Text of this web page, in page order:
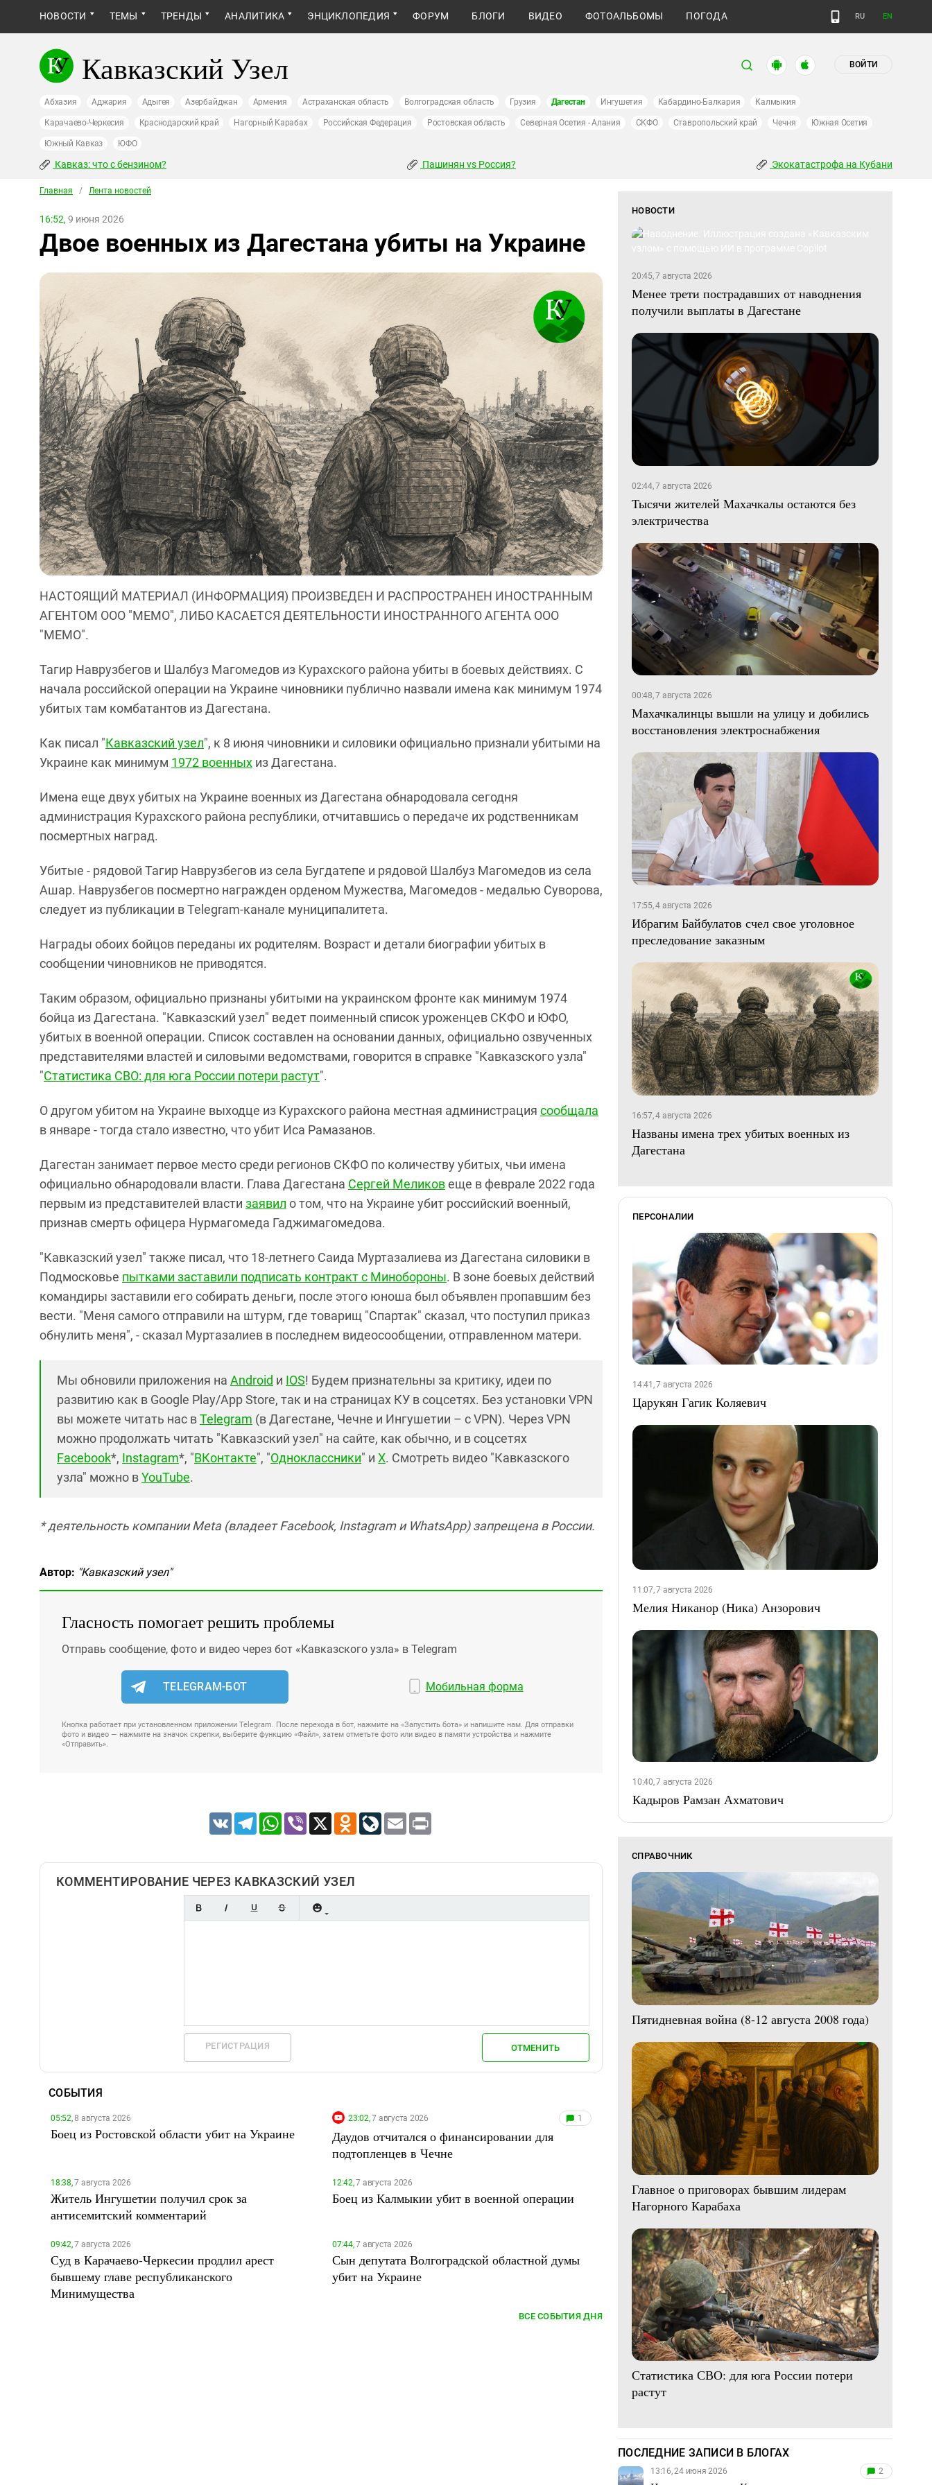
НОВОСТИ ТЕМЫ ТРЕНДЫ АНАЛИТИКА ЭНЦИКЛОПЕДИЯ ФОРУМ БЛОГИ ВИДЕО ФОТОАЛЬБОМЫ ПОГОДА RU EN
Кавказский Узел ВОЙТИ
Абхазия Аджария Адыгея Азербайджан Армения Астраханская область Волгоградская область Грузия Дагестан Ингушетия Кабардино-Балкария Калмыкия
Карачаево-Черкесия Краснодарский край Нагорный Карабах Российская Федерация Ростовская область Северная Осетия - Алания СКФО Ставропольский край Чечня Южная Осетия
Южный Кавказ ЮФО
Кавказ: что с бензином? Пашинян vs Россия? Экокатастрофа на Кубани
Главная / Лента новостей
16:52, 9 июня 2026
Двое военных из Дагестана убиты на Украине
НАСТОЯЩИЙ МАТЕРИАЛ (ИНФОРМАЦИЯ) ПРОИЗВЕДЕН И РАСПРОСТРАНЕН ИНОСТРАННЫМ
АГЕНТОМ ООО "МЕМО", ЛИБО КАСАЕТСЯ ДЕЯТЕЛЬНОСТИ ИНОСТРАННОГО АГЕНТА ООО
"МЕМО".
Тагир Наврузбегов и Шалбуз Магомедов из Курахского района убиты в боевых действиях. С
начала российской операции на Украине чиновники публично назвали имена как минимум 1974
убитых там комбатантов из Дагестана.
Как писал "Кавказский узел", к 8 июня чиновники и силовики официально признали убитыми на
Украине как минимум 1972 военных из Дагестана.
Имена еще двух убитых на Украине военных из Дагестана обнародовала сегодня
администрация Курахского района республики, отчитавшись о передаче их родственникам
посмертных наград.
Убитые - рядовой Тагир Наврузбегов из села Бугдатепе и рядовой Шалбуз Магомедов из села
Ашар. Наврузбегов посмертно награжден орденом Мужества, Магомедов - медалью Суворова,
следует из публикации в Telegram-канале муниципалитета.
Награды обоих бойцов переданы их родителям. Возраст и детали биографии убитых в
сообщении чиновников не приводятся.
Таким образом, официально признаны убитыми на украинском фронте как минимум 1974
бойца из Дагестана. "Кавказский узел" ведет поименный список уроженцев СКФО и ЮФО,
убитых в военной операции. Список составлен на основании данных, официально озвученных
представителями властей и силовыми ведомствами, говорится в справке "Кавказского узла"
"Статистика СВО: для юга России потери растут".
О другом убитом на Украине выходце из Курахского района местная администрация сообщала
в январе - тогда стало известно, что убит Иса Рамазанов.
Дагестан занимает первое место среди регионов СКФО по количеству убитых, чьи имена
официально обнародовали власти. Глава Дагестана Сергей Меликовеще в феврале 2022 года
первым из представителей власти заявил о том, что на Украине убит российский военный,
признав смерть офицера Нурмагомеда Гаджимагомедова.
"Кавказский узел" также писал, что 18-летнего Саида Муртазалиева из Дагестана силовики в
Подмосковье пытками заставили подписать контракт с Минобороны. В зоне боевых действий
командиры заставили его собирать деньги, после этого юноша был объявлен пропавшим без
вести. "Меня самого отправили на штурм, где товарищ "Спартак" сказал, что поступил приказ
обнулить меня", - сказал Муртазалиев в последнем видеосообщении, отправленном матери.
Мы обновили приложения на Android и IOS! Будем признательны за критику, идеи по
развитию как в Google Play/App Store, так и на страницах КУ в соцсетях. Без установки VPN
вы можете читать нас вTelegram (в Дагестане, Чечне и Ингушетии – с VPN). Через VPN
можно продолжать читать "Кавказский узел" на сайте, как обычно, и в соцсетях
Facebook*, Instagram*, "ВКонтакте", "Одноклассники" и X. Смотреть видео "Кавказского
узла" можно вYouTube.
* деятельность компании Meta (владеет Facebook, Instagram и WhatsApp) запрещена в России.
Автор: "Кавказский узел"
Гласность помогает решить проблемы
Отправь сообщение, фото и видео через бот «Кавказского узла» в Telegram
TELEGRAM-БОТ Мобильная форма
Кнопка работает при установленном приложении Telegram. После перехода в бот, нажмите на «Запустить бота» и напишите нам. Для отправки
фото и видео — нажмите на значок скрепки, выберите функцию «Файл», затем отметьте фото или видео в памяти устройства и нажмите
«Отправить».
VK TelegramWhatsApp
Viber X Odnoklassniki
LiveJournal
Email
КОММЕНТИРОВАНИЕ ЧЕРЕЗ КАВКАЗСКИЙ УЗЕЛ
РЕГИСТРАЦИЯ ОТМЕНИТЬ
СОБЫТИЯ
05:52,8 августа 2026
Боец из Ростовской области убит на Украине
23:02,7 августа 2026 1
Даудов отчитался о финансировании для
подтопленцев в Чечне
18:38,7 августа 2026
Житель Ингушетии получил срок за
антисемитский комментарий
12:42,7 августа 2026
Боец из Калмыкии убит в военной операции
09:42,7 августа 2026
Суд в Карачаево-Черкесии продлил арест
бывшему главе республиканского
Минимущества
07:44,7 августа 2026
Сын депутата Волгоградской областной думы
убит на Украине
ВСЕ СОБЫТИЯ ДНЯ
НОВОСТИ
20:45, 7 августа 2026
Менее трети пострадавших от наводнения
получили выплаты в Дагестане
02:44, 7 августа 2026
Тысячи жителей Махачкалы остаются без
электричества
00:48, 7 августа 2026
Махачкалинцы вышли на улицу и добились
восстановления электроснабжения
17:55, 4 августа 2026
Ибрагим Байбулатов счел свое уголовное
преследование заказным
16:57, 4 августа 2026
Названы имена трех убитых военных из
Дагестана
ПЕРСОНАЛИИ
14:41, 7 августа 2026
Царукян Гагик Коляевич
11:07, 7 августа 2026
Мелия Никанор (Ника) Анзорович
10:40, 7 августа 2026
Кадыров Рамзан Ахматович
СПРАВОЧНИК
Пятидневная война (8-12 августа 2008 года)
Главное о приговорах бывшим лидерам
Нагорного Карабаха
Статистика СВО: для юга России потери
растут
ПОСЛЕДНИЕ ЗАПИСИ В БЛОГАХ
13:16, 24 июня 2026 2